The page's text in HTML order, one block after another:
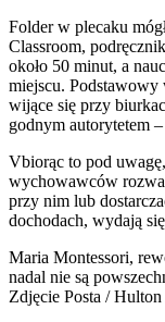
Folder w plecaku
Classroom,
około 50 minut, a
miejscu.
wijące się przy
godnym autorytetem
Vbiorąc to pod
wychowawców
przy nim lub
dochodach, wydają
Maria Montessori,
nadal nie są
Zdjęcie Posta /